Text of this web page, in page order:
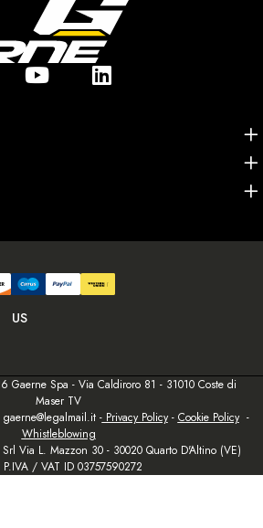
US
Gaerne Spa - Via Caldiroro 81 - 31010 Coste di
Maser TV
-Privacy Policy- Cookie Policy-
Whistleblowing
Via L. Mazzon 30 - 30020 Quarto D'Altino (VE)
P.IVA / VAT ID 03757590272